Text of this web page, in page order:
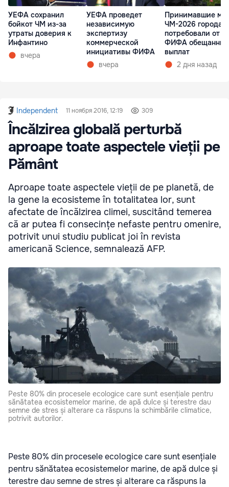
УЕФА сохранил
бойкот ЧМ из-за
утраты доверия к
Инфантино
вчера
УЕФА проведет
независимую
экспертизу
коммерческой
инициативы ФИФА
вчера
Принимавшие
ЧМ-2026 города
потребовали от
ФИФА обещанных
выплат
2 дня назад
Independent 11 ноября 2016, 12:19 309
Încălzirea globală perturbă
aproape toate aspectele vieții pe
Pământ
Aproape toate aspectele vieții de pe planetă, de
la gene la ecosisteme în totalitatea lor, sunt
afectate de încălzirea climei, suscitând temerea
că ar putea fi consecințe nefaste pentru omenire,
potrivit unui studiu publicat joi în revista
americană Science, semnalează AFP.
Peste 80% din procesele ecologice care sunt esențiale pentru
sănătatea ecosistemelor marine, de apă dulce și terestre dau
semne de stres și alterare ca răspuns la schimbările climatice,
potrivit autorilor.
Peste 80% din procesele ecologice care sunt esențiale
pentru sănătatea ecosistemelor marine, de apă dulce și
terestre dau semne de stres și alterare ca răspuns la